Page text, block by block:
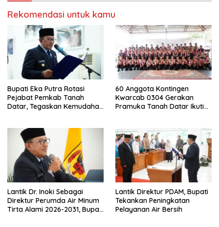
Rekomendasi untuk kamu
Bupati Eka Putra Rotasi
Pejabat Pemkab Tanah
Datar, Tegaskan Kemudahan
60 Anggota Kontingen
Kwarcab 0304 Gerakan
Pramuka Tanah Datar Ikuti
Lantik Dr. Inoki Sebagai
Direktur Perumda Air Minum
Tirta Alami 2026-2031, Bupati
Lantik Direktur PDAM, Bupati
Tekankan Peningkatan
Pelayanan Air Bersih